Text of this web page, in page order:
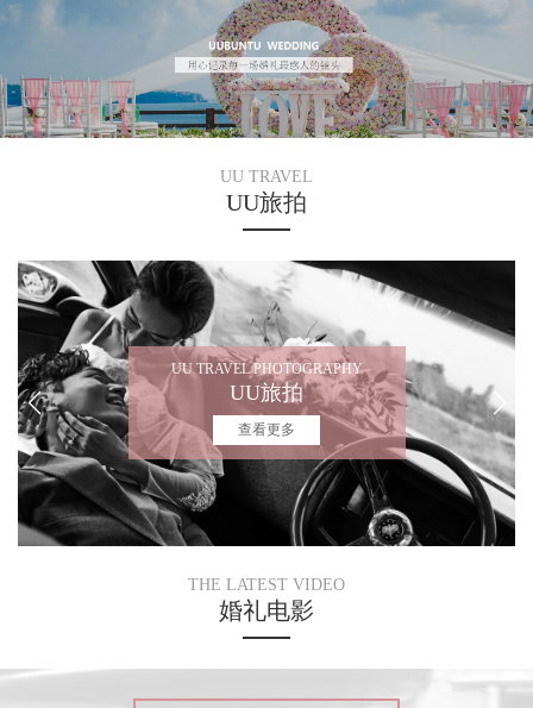
UU TRAVEL
UU旅拍
UU TRAVEL PHOTOGRAPHY
UU旅拍
查看更多
THE LATEST VIDEO
婚礼电影